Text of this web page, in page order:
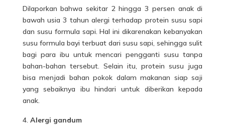
Dilaporkan bahwa sekitar 2 hingga 3 persen anak di
bawah usia 3 tahun alergi terhadap protein susu sapi
dan susu formula sapi. Hal ini dikarenakan kebanyakan
susu formula bayi terbuat dari susu sapi, sehingga sulit
bagi para ibu untuk mencari pengganti susu tanpa
bahan-bahan tersebut. Selain itu, protein susu juga
bisa menjadi bahan pokok dalam makanan siap saji
yang sebaiknya ibu hindari untuk diberikan kepada
anak.
Alergi gandum